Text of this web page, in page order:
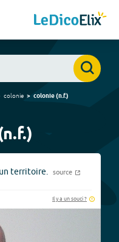
colonie colonie(n.f.)
territoire. source
Il y a un souci ?